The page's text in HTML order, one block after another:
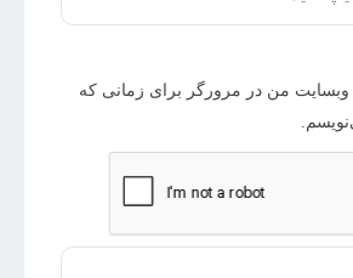
وبسایت من در مرورگر برای زمانی که